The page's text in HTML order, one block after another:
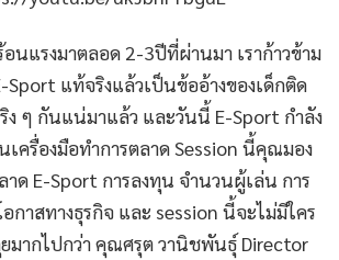
นแรงมาตลอด 2-3ปีที่ผ่านมา เราก้าวข้าม
Sport แท้จริงแล้วเป็นข้ออ้างของเด็กติด
ง ๆ กันแน่มาแล้ว และวันนี้ E-Sport กำลัง
ครื่องมือทำการตลาด Session นี้คุณมอง
ด E-Sport การลงทุน จำนวนผู้เล่น การ
กาสทางธุรกิจ และ session นี้จะไม่มีใคร
มากไปกว่า คุณศรุต วานิชพันธุ์ Director